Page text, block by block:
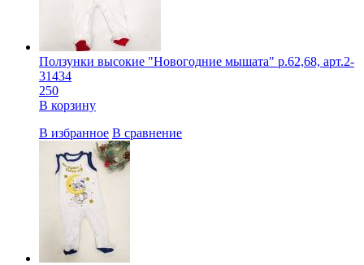
Ползунки высокие "Новогодние мышата" р.62,68, арт.2-
31434
250
В корзину
В избранное В сравнение